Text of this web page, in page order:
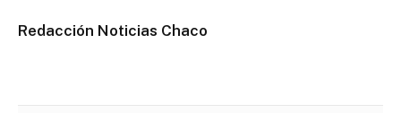
Redacción Noticias Chaco